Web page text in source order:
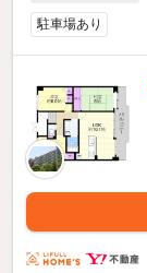
駐車場あり